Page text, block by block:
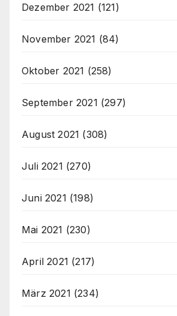
Dezember 2021 (121)
November 2021 (84)
Oktober 2021 (258)
September 2021 (297)
August 2021 (308)
Juli 2021 (270)
Juni 2021 (198)
Mai 2021 (230)
April 2021 (217)
März 2021 (234)